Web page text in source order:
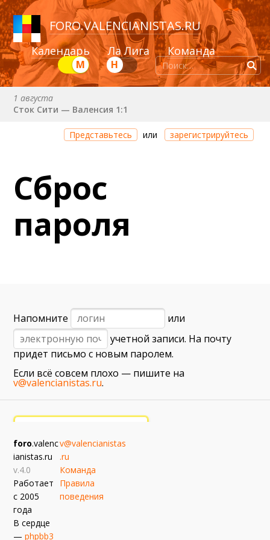
FORO.VALENCIANISTAS.RU
Календарь Ла Лига Команда
Н
М
1 августа
Сток Сити — Валенсия 1:1
8 августа (сб) в 21:00 (исп)
Валенсия — Ньюкасл
Валенсия — Сельта
25 августа (вт) в 21:00 (исп)
30 августа (вс) в 19:30 (исп)
примерно 13 сентября
Севилья — Валенсия
примерно 16 сентября
Алавес — Валенсия
примерно 20 сентября
Валенсия — Реал Сосьедад
примерно 11 октября
Расинг — Валенсия
примерно 18 октября
Валенсия — Атлетик
Представьтесь или зарегистрируйтесь
Сброс
пароля
Напомните
или
учетной записи. На почту
придет письмо с новым паролем.
Если всё совсем плохо — пишите на
v@valencianistas.ru.
foro.valenc
ianistas.ru
v.4.0
Работает
с 2005
года
В сердце
—phpbb3
v@valencianistas
.ru
Команда
Правила
поведения